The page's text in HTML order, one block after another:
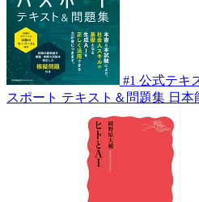
#1 公式テキ
スポート テキスト＆問題集 日本